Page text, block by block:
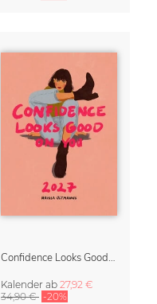
Confidence Looks Good On You Kalender 2027
Kalender ab 27,92 €
34,90 € -20%